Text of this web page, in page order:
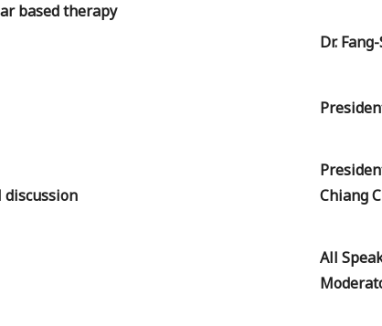
based therapy
Dr.
discussion
Chiang
All